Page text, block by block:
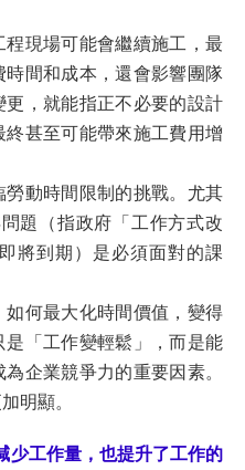
現場可能會繼續施工，最
間和成本，還會影響團隊
，就能指正不必要的設計
甚至可能帶來施工費用增
動時間限制的挑戰。尤其
題（指政府「工作方式改
將到期）是必須面對的課
何最大化時間價值，變得
「工作變輕鬆」，而是能
企業競爭力的重要因素。
明顯。
少工作量，也提升了工作的